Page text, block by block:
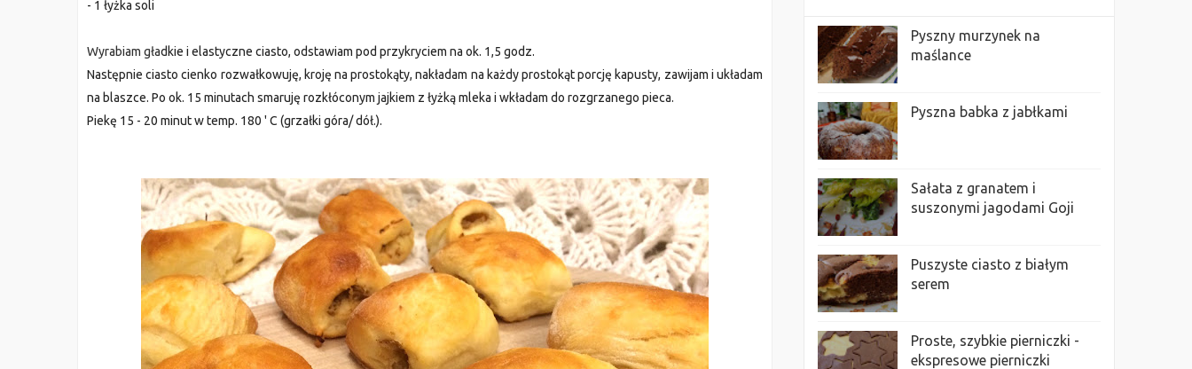
- 1 łyżka soli
Wyrabiam gładkie i elastyczne ciasto, odstawiam pod przykryciem na ok. 1,5 godz.
Następnie ciasto cienko rozwałkowuję, kroję na prostokąty, nakładam na każdy prostokątporcję kapusty, zawijam i układam
na blaszce. Po ok. 15 minutach smaruję rozkłóconym jajkiem z łyżką mleka i wkładam do rozgrzanego pieca.
Piekę 15 - 20 minut w temp. 180 ' C (grzałki góra/dół.).
Pyszny murzynek na
maślance
Pyszna babka z jabłkami
Sałata z granatem i
suszonymi jagodami Goji
Puszyste ciasto z białym
serem
Proste, szybkie pierniczki -
ekspresowe pierniczki